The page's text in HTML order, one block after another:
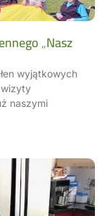
„Nasz
wyjątkowych
wizyty
naszymi